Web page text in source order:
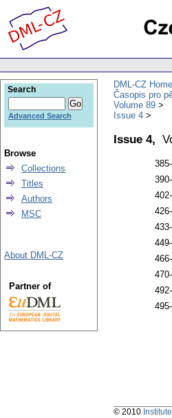
DML-CZ Home
Časopis pro
Volume 89
Issue 4
Issue 4,
Search
Advanced Search
Browse
Collections
Titles
Authors
MSC
About DML-CZ
Partner of
© 2010